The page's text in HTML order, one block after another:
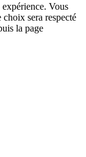
Vous
sera respecté
la page